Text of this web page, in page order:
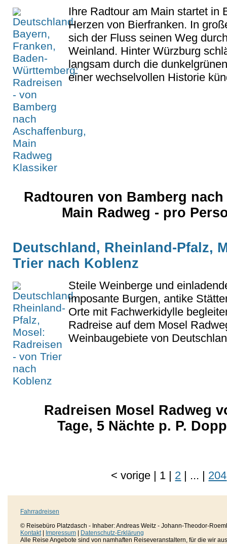
Ihre Radtour am Main startet in
Herzen von Bierfranken. In
sich der Fluss seinen Weg
Weinland. Hinter Würzburg
langsam durch die
einer wechselvollen Historie
Radtouren von Bamberg
Main Radweg - pro
Deutschland, Rheinland-Pfalz,
Trier nach Koblenz
Steile Weinberge und
imposante Burgen, antike
Orte mit Fachwerkidylle
Radreise auf dem Mosel
Weinbaugebiete von
Radreisen Mosel Radweg
Tage, 5 Nächte p. P.
<vorige | 1 | 2 | ... | 204
Fahrradreisen
© Reisebüro Platzdasch - Inhaber: Andreas Weitz - Johann-Theodor-
Kontakt| Impressum
Datenschutz-Erklärung
Alle Reise Angebote sind von namhaften Reiseveranstaltern, für die wir